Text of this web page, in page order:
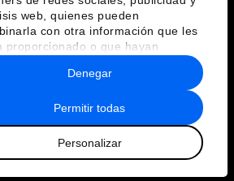
web, quienes pueden
con otra información que les
proporcionado o que hayan
a partir del uso que haya
de sus servicios.
Permitir todas
Personalizar
Denegar
y normas de uso
Foro Económico Mundial